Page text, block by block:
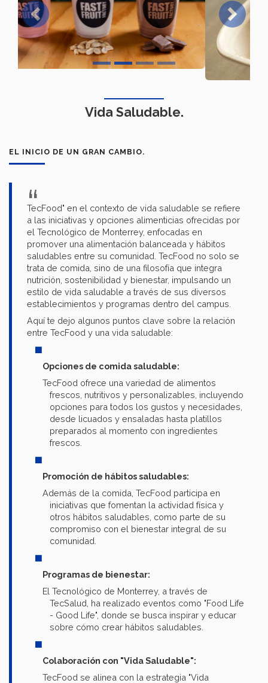
Previous Next
Vida Saludable.
EL INICIO DE UN GRAN CAMBIO.
TecFood" en el contexto de vida saludable se refiere
a las iniciativas y opciones alimenticias ofrecidas por
el Tecnológico de Monterrey, enfocadas en
promover una alimentación balanceada y hábitos
saludables entre su comunidad. TecFood no solo se
trata de comida, sino de una filosofía que integra
nutrición, sostenibilidad y bienestar, impulsando un
estilo de vida saludable a través de sus diversos
establecimientos y programas dentro del campus.
Aquí te dejo algunos puntos clave sobre la relación
entre TecFood y una vida saludable:
Opciones de comida saludable:
TecFood ofrece una variedad de alimentos
frescos, nutritivos y personalizables, incluyendo
opciones para todos los gustos y necesidades,
desde licuados y ensaladas hasta platillos
preparados al momento con ingredientes
frescos.
Promoción de hábitos saludables:
Además de la comida, TecFood participa en
iniciativas que fomentan la actividad física y
otros hábitos saludables, como parte de su
compromiso con el bienestar integral de su
comunidad.
Programas de bienestar:
El Tecnológico de Monterrey, a través de
TecSalud, ha realizado eventos como "Food Life
- Good Life", donde se busca inspirar y educar
sobre cómo crear hábitos saludables.
Colaboración con "Vida Saludable":
TecFood se alinea con la estrategia "Vida